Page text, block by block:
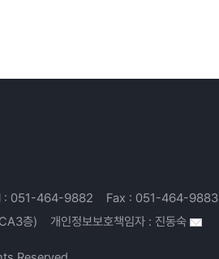
: 051-464-9882 Fax : 051-464-9883
층)
개인정보보호책임자 : 진동숙